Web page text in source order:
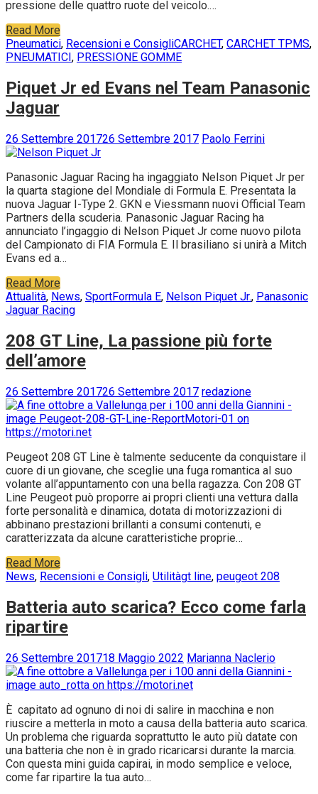
pressione delle quattro ruote del veicolo.…
Read More
Pneumatici, Recensioni e ConsigliCARCHET, CARCHET TPMS,
PNEUMATICI , PRESSIONE GOMME
Piquet Jr ed Evans nel Team Panasonic
Jaguar
26 Settembre 201726 Settembre 2017 Paolo Ferrini
Panasonic Jaguar Racing ha ingaggiato Nelson Piquet Jr per
la quarta stagione del Mondiale di Formula E. Presentata la
nuova Jaguar I-Type 2. GKN e Viessmann nuovi Official Team
Partners della scuderia. Panasonic Jaguar Racing ha
annunciato l’ingaggio di Nelson Piquet Jr come nuovo pilota
del Campionato di FIA Formula E. Il brasiliano si unirà a Mitch
Evans ed a…
Read More
Attualità, News, SportFormula E, Nelson Piquet Jr., Panasonic
Jaguar Racing
208 GT Line, La passione più forte
dell’amore
26 Settembre 201726 Settembre 2017 redazione
Peugeot 208 GT Line è talmente seducente da conquistare il
cuore di un giovane, che sceglie una fuga romantica al suo
volante all’appuntamento con una bella ragazza. Con 208 GT
Line Peugeot può proporre ai propri clienti una vettura dalla
forte personalità e dinamica, dotata di motorizzazioni di
abbinano prestazioni brillanti a consumi contenuti, e
caratterizzata da alcune caratteristiche proprie…
Read More
News, Recensioni e Consigli, Utilitàgt line, peugeot 208
Batteria auto scarica? Ecco come farla
ripartire
26 Settembre 201718 Maggio 2022 Marianna Naclerio
È capitato ad ognuno di noi di salire in macchina e non
riuscire a metterla in moto a causa della batteria auto scarica.
Un problema che riguarda soprattutto le auto più datate con
una batteria che non è in grado ricaricarsi durante la marcia.
Con questa mini guida capirai, in modo semplice e veloce,
come far ripartire la tua auto…